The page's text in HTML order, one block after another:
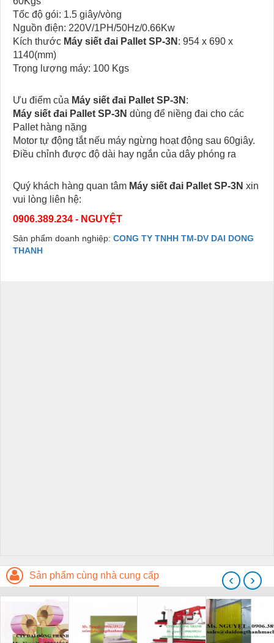
Tốc độ gói: 1.5 giây/vòng
Nguồn điện: 220V/1PH/50Hz/0.66Kw
Kích thước Máy siết đai Pallet SP-3N : 954 x 690 x
1140(mm)
Trọng lượng máy: 100 Kgs
Ưu điểm của Máy siết đai Pallet SP-3N :
Máy siết đai Pallet SP-3N dùng để niềng đai cho các
Pallet hàng nặng
Motor tự động tắt nếu máy ngừng hoạt động sau 60giây.
Điều chỉnh được độ dài hay ngắn của dây phóng ra
Quý khách hàng quan tâm Máy siết đai Pallet SP-3N xin
vui lòng liên hệ:
0906.389.234 - NGUYỆT
Sản phẩm doanh nghiệp: CONG TY TNHH TM-DV DAI DONG
THANH
Sản phẩm cùng nhà cung cấp ‹ ›